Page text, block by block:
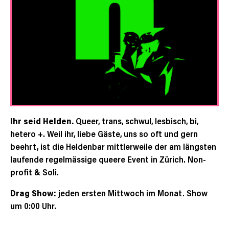
Ihr seid Helden. Queer, trans, schwul, lesbisch, bi,
hetero +. Weil ihr, liebe Gäste, uns so oft und gern
beehrt, ist die Heldenbar mittlerweile der am längsten
laufende regelmässige queere Event in Zürich. Non-
profit & Soli.
Drag Show: jeden ersten Mittwoch im Monat. Show
um 0:00 Uhr.